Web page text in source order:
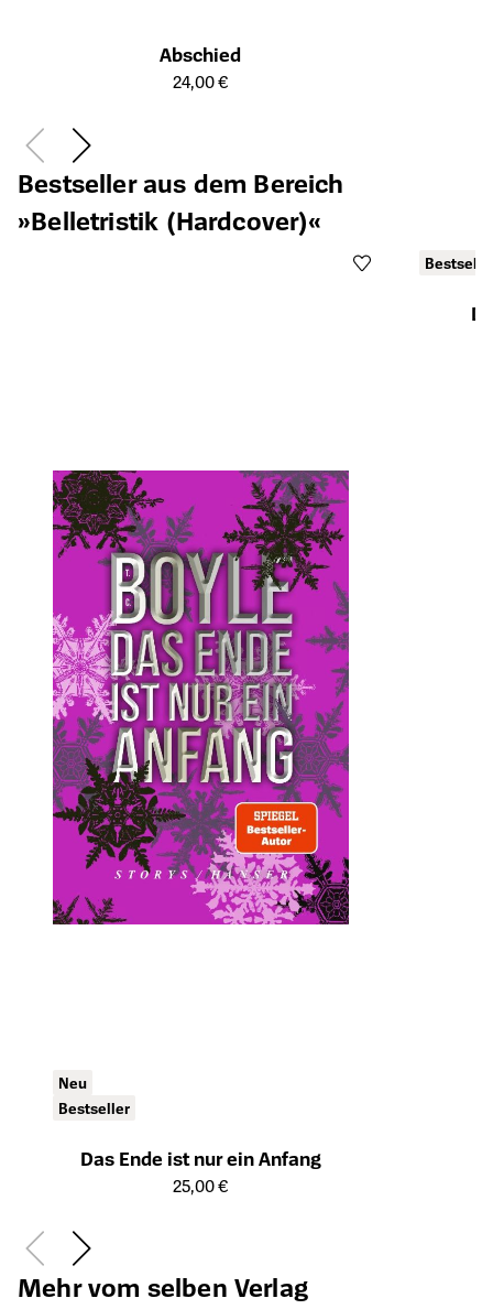
Abschied
Öffnet die Detailseite des Produkts
24,00 €
Bestseller aus dem Bereich
»Belletristik (Hardcover)«
Neu
Bestseller
Das Ende ist nur ein Anfang
Öffnet die Detailseite des Produkts
25,00 €
Mehr vom selben Verlag